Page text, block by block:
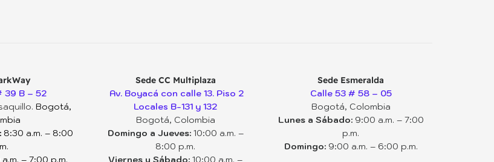
39 B – 52
Bogotá,
8:30 a.m. – 8:00
– 7:00 p.m.
Sede CC Multiplaza
Av. Boyacá con calle 13. Piso 2
Locales B-131 y 132
Bogotá, Colombia
Domingo a Jueves:10:00 a.m. –
8:00 p.m.
Viernes y Sábado: 10:00 a.m. –
Sede Esmeralda
Calle 53 # 58 – 05
Bogotá, Colombia
Lunes a Sábado:9:00 a.m. – 7:00
p.m.
Domingo:9:00 a.m. – 6:00 p.m.